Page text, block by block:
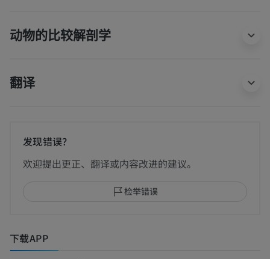
动物的比较解剖学
翻译
发现错误？
欢迎提出更正、翻译或内容改进的建议。
检举错误
下载APP